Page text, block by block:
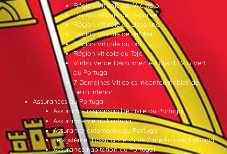
Région Viticole de l’Alentejo
Région viticole de l’Algarve
Région Viticole de Lisbonne
Région Viticole de Setúbal
Région Viticole du Dão
Région viticole du Tejo
Vinho Verde Découvrez le Pays du Vin Vert
au Portugal
7 Domaines Viticoles Incontournables de
Beira Interior
Assurances au Portugal
Assurance responsabilité civile au Portugal
Assurance vie au Portugal
Assurance automobile au Portugal
Le système d’assurance santé / médical au Portugal
Assurance habitation au Portugal